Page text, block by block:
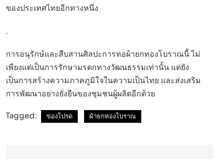
ของประเทศไทยอีกทางหนึ่ง
.
การอนุรักษ์และสืบสานศิลปะการทอผ้ายกทองโบราณนี้ ไม่
เพียงแต่เป็นการรักษามรดกทางวัฒนธรรมเท่านั้น แต่ยัง
เป็นการสร้างความภาคภูมิใจในความเป็นไทย และส่งเสริม
การพัฒนาอย่างยั่งยืนของชุมชนผู้ผลิตอีกด้วย
Tagged: ของโปรด ผ้ายกทองโบราณ